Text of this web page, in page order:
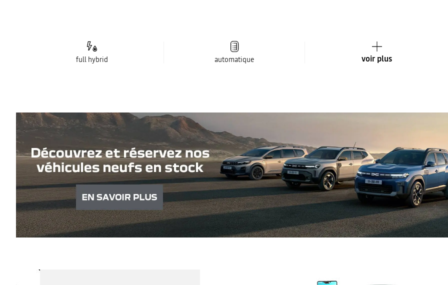
full hybrid automatique voir plus